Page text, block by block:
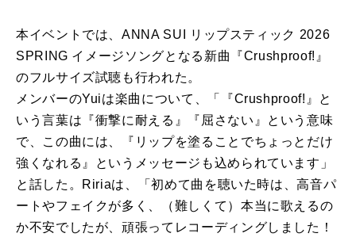
本イベントでは、ANNA SUI リップスティック 2026
SPRING イメージソングとなる新曲『Crushproof!』
のフルサイズ試聴も行われた。
メンバーのYuiは楽曲について、「『Crushproof!』と
いう言葉は『衝撃に耐える』『屈さない』という意味
で、この曲には、『リップを塗ることでちょっとだけ
強くなれる』というメッセージも込められています」
と話した。Ririaは、「初めて曲を聴いた時は、高音パ
ートやフェイクが多く、（難しくて）本当に歌えるの
か不安でしたが、頑張ってレコーディングしました！